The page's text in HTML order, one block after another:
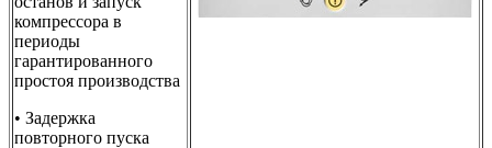
компрессора в
периоды
гарантированного
простоя производства
• Задержка
повторного пуска